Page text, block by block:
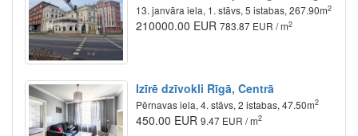
13. janvāra iela, 1. stāvs, 5 istabas, 267.90m2
210000.00 EUR 783.87 EUR / m2
Izīrē dzīvokli Rīgā, Centrā
Pērnavas iela, 4. stāvs, 2 istabas, 47.50m2
450.00 EUR 9.47 EUR / m2